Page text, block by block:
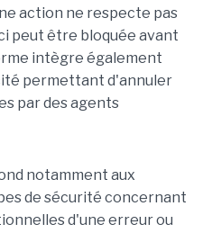
action ne respecte pas
peut être bloquée avant
intègre également
permettant d'annuler
par des agents
notamment aux
de sécurité concernant
d'une erreur ou